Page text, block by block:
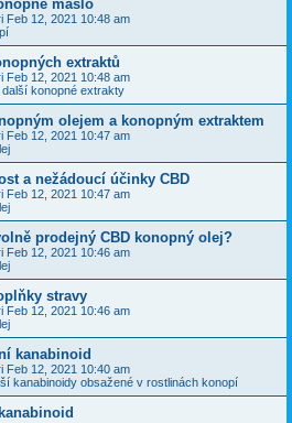
máslo
Feb 12, 2021 10:48 am
extraktů
Feb 12, 2021 10:48 am
konopné extrakty
olejem a konopným extraktem
Feb 12, 2021 10:47 am
a nežádoucí účinky CBD
Feb 12, 2021 10:47 am
prodejný CBD konopný olej?
Feb 12, 2021 10:46 am
stravy
Feb 12, 2021 10:46 am
kanabinoid
Feb 12, 2021 10:40 am
kanabinoidy obsažené v rostlinách konopí